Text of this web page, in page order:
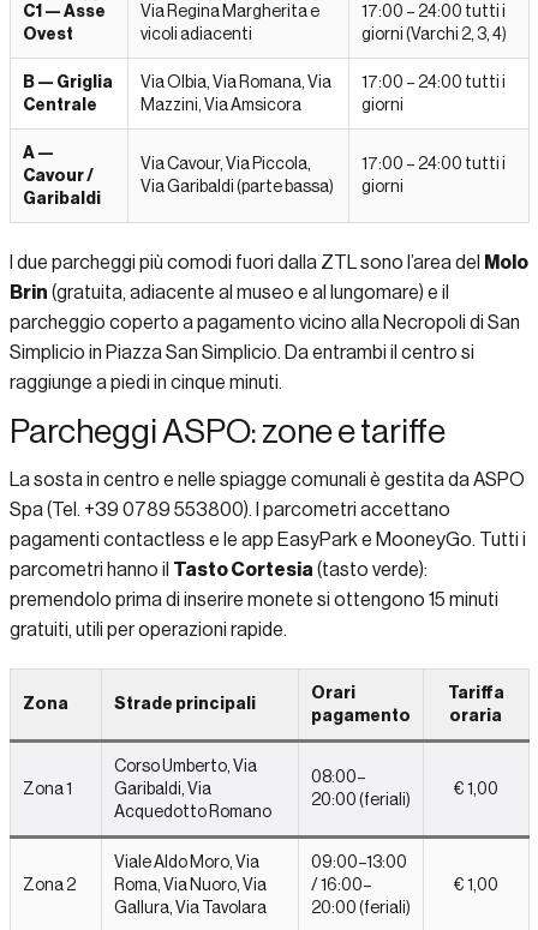
C1 — Asse
Ovest
Via Regina Margherita e
vicoli adiacenti
17:00 – 24:00 tutti i
giorni (Varchi 2, 3, 4)
B — Griglia
Centrale
Via Olbia, Via Romana, Via
Mazzini, Via Amsicora
17:00 – 24:00 tutti i
giorni
A —
Cavour /
Garibaldi
Via Cavour, Via Piccola,
Via Garibaldi (parte bassa)
17:00 – 24:00 tutti i
giorni
I due parcheggi più comodi fuori dalla ZTL sono l’area del Molo
Brin (gratuita, adiacente al museo e al lungomare) e il
parcheggio coperto a pagamento vicino alla Necropoli di San
Simplicio in Piazza San Simplicio. Da entrambi il centro si
raggiunge a piedi in cinque minuti.
Parcheggi ASPO: zone e tariffe
La sosta in centro e nelle spiagge comunali è gestita da ASPO
Spa (Tel. +39 0789 553800). I parcometri accettano
pagamenti contactless e le app EasyPark e MooneyGo. Tutti i
parcometri hanno il Tasto Cortesia (tasto verde):
premendolo prima di inserire monete si ottengono 15 minuti
gratuiti, utili per operazioni rapide.
Zona Strade principali
Orari
pagamento
Tariffa
oraria
Zona 1
Corso Umberto, Via
Garibaldi, Via
Acquedotto Romano
08:00–
20:00 (feriali)
€ 1,00
Zona 2
Viale Aldo Moro, Via
Roma, Via Nuoro, Via
Gallura, Via Tavolara
09:00–13:00
/ 16:00–
20:00 (feriali)
€ 1,00